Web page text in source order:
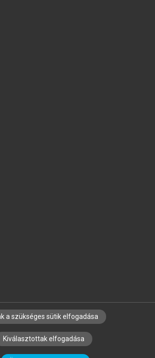
CÉGEKNEK KÖNYVTÁROSOKNAK
ÉS LEKTORÁLÁSI ALAPELVEK
a szükséges sütik elfogadása
Kiválasztottak elfogadása